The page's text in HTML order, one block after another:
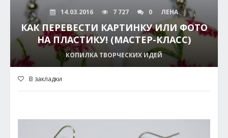
14.03.2016 7 727 0 ЛЕНА
КАК ПЕРЕВЕСТИ КАРТИНКУ ИЛИ ФОТО
НА ПЛАСТИКУ! (МАСТЕР-КЛАСС)
КОПИЛКА ТВОРЧЕСКИХ ИДЕЙ
В закладки